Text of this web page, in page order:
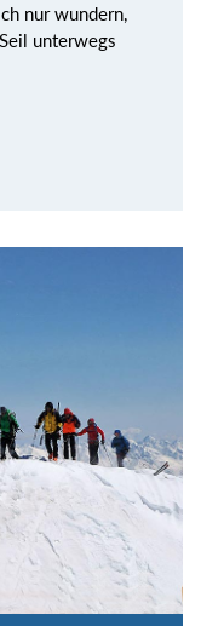
nur wundern,
unterwegs